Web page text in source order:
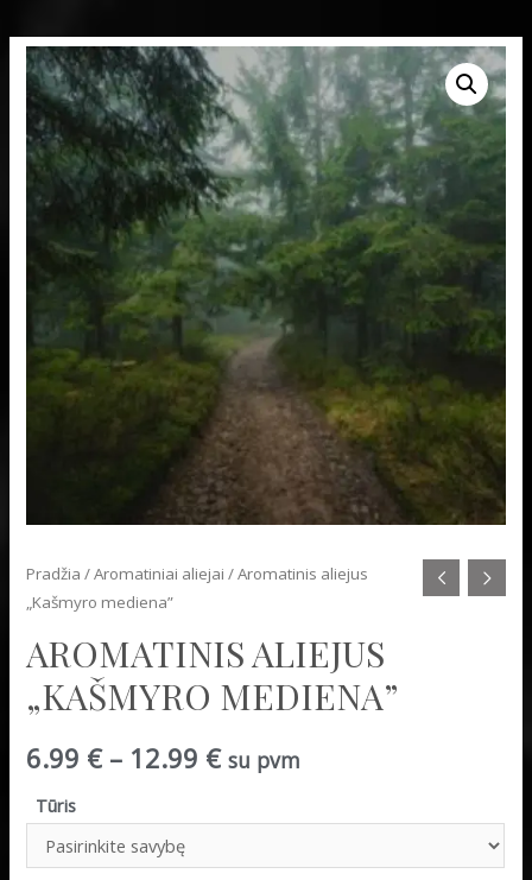
Pradžia /Aromatiniai aliejai / Aromatinis aliejus
„Kašmyro mediena”
AROMATINIS ALIEJUS
„KAŠMYRO MEDIENA”
6.99 €– 12.99 € su pvm
Tūris